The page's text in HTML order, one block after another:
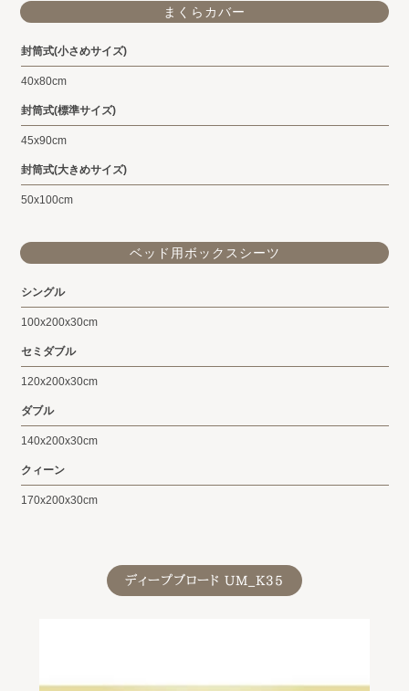
まくらカバー
封筒式(小さめサイズ)
40x80cm
封筒式(標準サイズ)
45x90cm
封筒式(大きめサイズ)
50x100cm
ベッド用ボックスシーツ
シングル
100x200x30cm
セミダブル
120x200x30cm
ダブル
140x200x30cm
クィーン
170x200x30cm
ディープブロード UM_K35